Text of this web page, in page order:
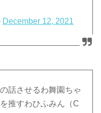
December 12, 2021
話させるわ舞園ちゃ
推すわひふみん（C